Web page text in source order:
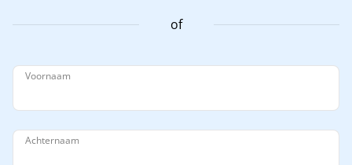
of
Voornaam
Achternaam